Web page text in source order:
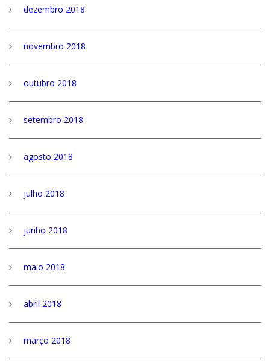
dezembro 2018
novembro 2018
outubro 2018
setembro 2018
agosto 2018
julho 2018
junho 2018
maio 2018
abril 2018
março 2018